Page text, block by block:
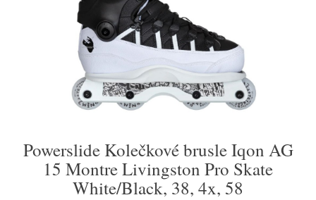
Powerslide Kolečkové brusle Iqon AG
15 Montre Livingston Pro Skate
White/Black, 38, 4x, 58